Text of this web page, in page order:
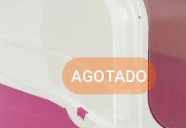
AGOTADO